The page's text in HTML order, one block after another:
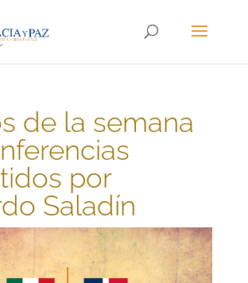
de la semana
por
Saladín